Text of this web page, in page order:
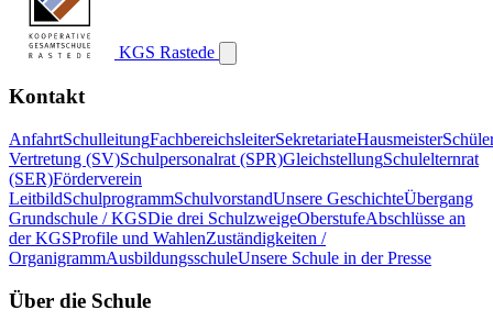
KGS Rastede
Kontakt
AnfahrtSchulleitungFachbereichsleiterSekretariateHausmeister
Vertretung (SV)Schulpersonalrat (SPR)GleichstellungSchulelternrat
(SER)Förderverein
LeitbildSchulprogrammSchulvorstandUnsere GeschichteÜbergang
Grundschule / KGSDie drei SchulzweigeOberstufeAbschlüsse an
der KGSProfile und WahlenZuständigkeiten /
OrganigrammAusbildungsschuleUnsere Schule in der Presse
Über die Schule